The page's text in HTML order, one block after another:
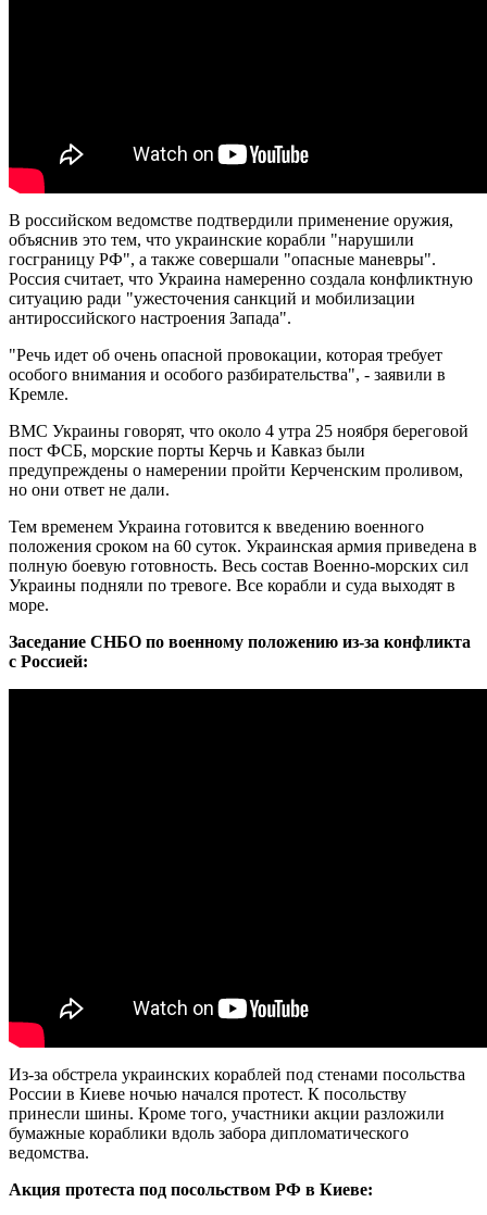
В российском ведомстве подтвердили применение оружия,
объяснив это тем, что украинские корабли "нарушили
госграницу РФ", а также совершали "опасные маневры".
Россия считает, что Украина намеренно создала конфликтную
ситуацию ради "ужесточения санкций и мобилизации
антироссийского настроения Запада".
"Речь идет об очень опасной провокации, которая требует
особого внимания и особого разбирательства", - заявили в
Кремле.
ВМС Украины говорят, что около 4 утра 25 ноября береговой
пост ФСБ, морские порты Керчь и Кавказ были
предупреждены о намерении пройти Керченским проливом,
но они ответ не дали.
Тем временем Украина готовится к введению военного
положения сроком на 60 суток. Украинская армия приведена в
полную боевую готовность. Весь состав Военно-морских сил
Украины подняли по тревоге. Все корабли и суда выходят в
море.
Заседание СНБО по военному положению из-за конфликта
с Россией:
Из-за обстрела украинских кораблей под стенами посольства
России в Киеве ночью начался протест. К посольству
принесли шины. Кроме того, участники акции разложили
бумажные кораблики вдоль забора дипломатического
ведомства.
Акция протеста под посольством РФ в Киеве: